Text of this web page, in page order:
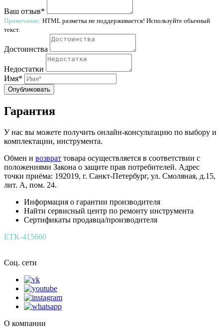
Ваш отзыв*
Примечание: HTML разметка не поддерживается! Используйте обычный
текст.
Достоинства
Недостатки
Имя*
Опубликовать
Гарантия
У нас вы можете получить онлайн-консультацию по выбору и
комплектации, инструмента.
Обмен и возврат товара осуществляется в соответствии с
положениями Закона о защите прав потребителей. Адрес
точки приёма: 192019, г. Санкт-Петербург, ул. Смоляная, д.15,
лит. А, пом. 24.
Информация о гарантии производителя
Найти сервисный центр по ремонту инструмента
Сертификаты продавца/производителя
ETK-415660
Соц. сети
О компании